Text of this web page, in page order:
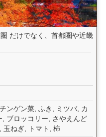
だけでなく、首都圏や近畿
ンゲン菜, ふき, ミツバ, カ
, ブロッコリー, さやえんど
玉ねぎ, トマト, 柿